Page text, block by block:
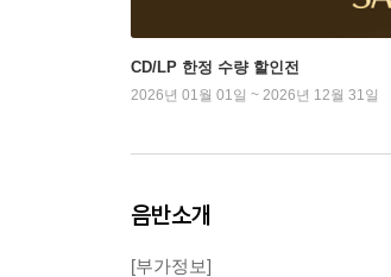
CD/LP 한정 수량 할인전
2026년 01월 01일 ~ 2026년 12월 31일
음반소개
[부가정보]